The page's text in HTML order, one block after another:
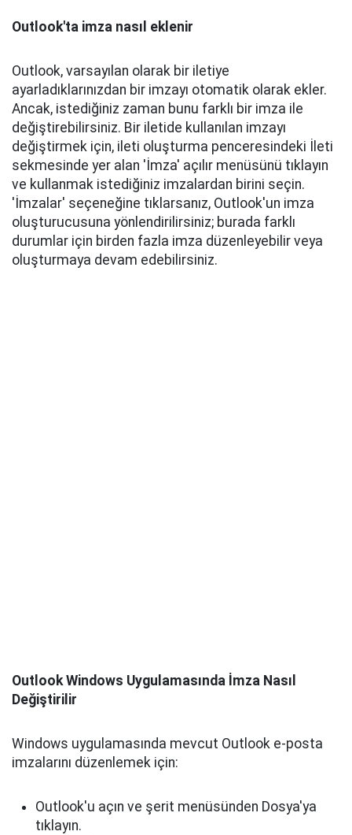
Outlook'ta imza nasıl eklenir
Outlook, varsayılan olarak bir iletiye
ayarladıklarınızdan bir imzayı otomatik olarak ekler.
Ancak, istediğiniz zaman bunu farklı bir imza ile
değiştirebilirsiniz. Bir iletide kullanılan imzayı
değiştirmek için, ileti oluşturma penceresindeki İleti
sekmesinde yer alan 'İmza' açılır menüsünü tıklayın
ve kullanmak istediğiniz imzalardan birini seçin.
'İmzalar' seçeneğine tıklarsanız, Outlook'un imza
oluşturucusuna yönlendirilirsiniz; burada farklı
durumlar için birden fazla imza düzenleyebilir veya
oluşturmaya devam edebilirsiniz.
Outlook Windows Uygulamasında İmza Nasıl
Değiştirilir
Windows uygulamasında mevcut Outlook e-posta
imzalarını düzenlemek için:
Outlook'u açın ve şerit menüsünden Dosya'ya
tıklayın.